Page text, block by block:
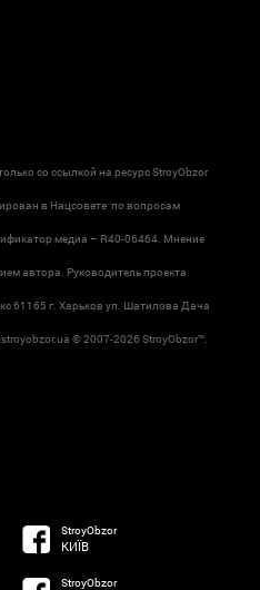
со ссылкой на ресурс StroyObzor
в Нацсовете по вопросам
медиа – R40-06464. Мнение
автора. Руководитель проекта
61165 г. Харьков ул. Шатилова Дача
© 2007-2026 StroyObzor™.
StroyObzor
КИЇВ
StroyObzor